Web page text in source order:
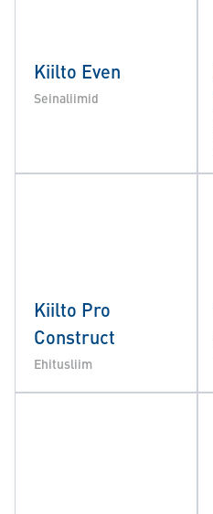
Kiilto Even
Seinaliimid
Kiilto Pro
Construct
Ehitusliim